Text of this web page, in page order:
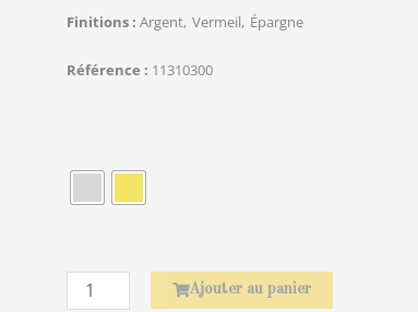
Finitions Argent Vermeil Épargne
Référence 11310300
Laurier
Ajouter au panier